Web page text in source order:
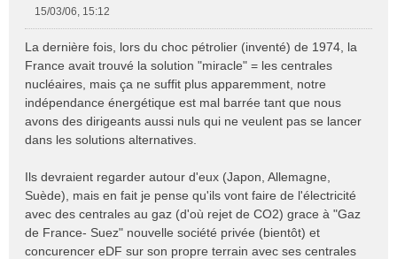
s
s
a
g
e
l
u
15/03/06, 15:12
La dernière fois, lors du choc pétrolier (inventé) de 1974, la
France avait trouvé la solution "miracle" = les centrales
nucléaires, mais ça ne suffit plus apparemment, notre
indépendance énergétique est mal barrée tant que nous
avons des dirigeants aussi nuls qui ne veulent pas se lancer
dans les solutions alternatives.
Ils devraient regarder autour d'eux (Japon, Allemagne,
Suède), mais en fait je pense qu'ils vont faire de l'électricité
avec des centrales au gaz (d'où rejet de CO2) grace à "Gaz
de France- Suez" nouvelle société privée (bientôt) et
concurencer eDF sur son propre terrain avec ses centrales